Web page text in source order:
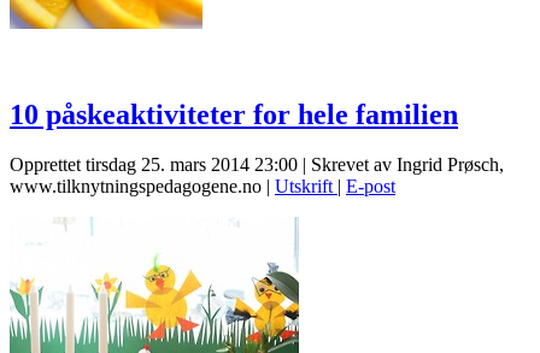
10 påskeaktiviteter for hele familien
Opprettet tirsdag 25. mars 2014 23:00 | Skrevet av Ingrid Prøsch,
www.tilknytningspedagogene.no | Utskrift | E-post